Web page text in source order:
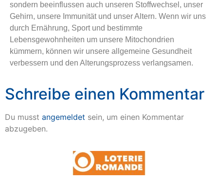
sondern beeinflussen auch unseren Stoffwechsel, unser
Gehirn, unsere Immunität und unser Altern. Wenn wir uns
durch Ernährung, Sport und bestimmte
Lebensgewohnheiten um unsere Mitochondrien
kümmern, können wir unsere allgemeine Gesundheit
verbessern und den Alterungsprozess verlangsamen.
Schreibe einen Kommentar
Du musst angemeldet sein, um einen Kommentar
abzugeben.